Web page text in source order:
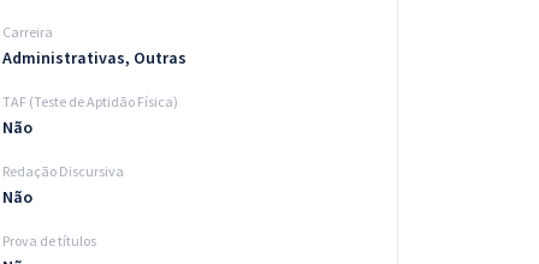
Carreira
Administrativas, Outras
TAF (Teste de Aptidão Física)
Não
Redação Discursiva
Não
Prova de títulos